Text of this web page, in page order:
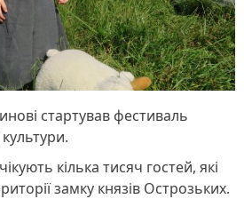
стартував фестиваль
кілька тисяч гостей, які
замку князів Острозьких.